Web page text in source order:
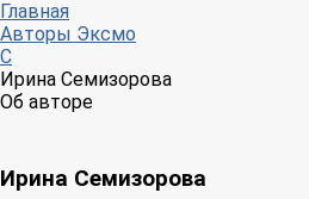
Главная
Авторы Эксмо
С
Ирина Семизорова
Об авторе
Ирина Семизорова